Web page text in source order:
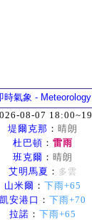
時氣象 - Meteorology
08-07 18:00~19
堤爾克那 ： 晴朗
杜巴頓 ： 雷雨
班克爾 ： 晴朗
艾明馬夏 ： 多雲
山米爾 ： 下雨+65
凱安港口 ： 下雨+70
拉諾 ： 下雨+65